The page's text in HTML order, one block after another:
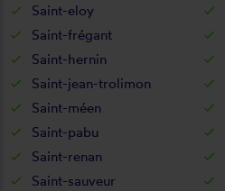
Saint-eloy
Saint-frégant
Saint-hernin
Saint-jean-trolimon
Saint-méen
Saint-pabu
Saint-renan
Saint-sauveur